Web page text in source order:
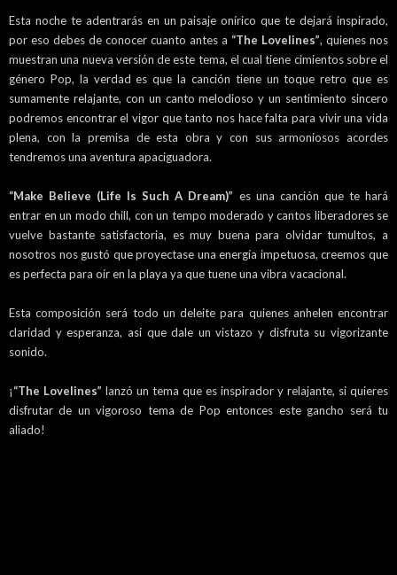
Esta noche te adentrarás en un paisaje onírico que te dejará inspirado,
por eso debes de conocer cuanto antes a “The Lovelines”, quienes nos
muestran una nueva versión de este tema, el cual tiene cimientos sobre el
género Pop, la verdad es que la canción tiene un toque retro que es
sumamente relajante, con un canto melodioso y un sentimiento sincero
podremos encontrar el vigor que tanto nos hace falta para vivir una vida
plena, con la premisa de esta obra y con sus armoniosos acordes
tendremos una aventura apaciguadora.
“Make Believe (Life Is Such A Dream)” es una canción que te hará
entrar en un modo chill, con un tempo moderado y cantos liberadores se
vuelve bastante satisfactoria, es muy buena para olvidar tumultos, a
nosotros nos gustó que proyectase una energía impetuosa, creemos que
es perfecta para oír en la playa ya que tuene una vibra vacacional.
Esta composición será todo un deleite para quienes anhelen encontrar
claridad y esperanza, así que dale un vistazo y disfruta su vigorizante
sonido.
¡“The Lovelines” lanzó un tema que es inspirador y relajante, si quieres
disfrutar de un vigoroso tema de Pop entonces este gancho será tu
aliado!